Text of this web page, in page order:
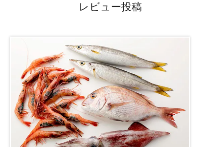
レビュー投稿